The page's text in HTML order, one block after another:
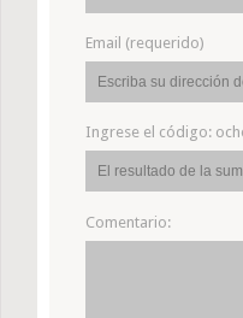
Email (requerido)
Ingrese el código:
Comentario: